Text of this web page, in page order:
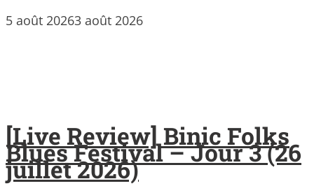
5 août 20263 août 2026
[Live Review] Binic Folks
Blues Festival – Jour 3 (26
juillet 2026)